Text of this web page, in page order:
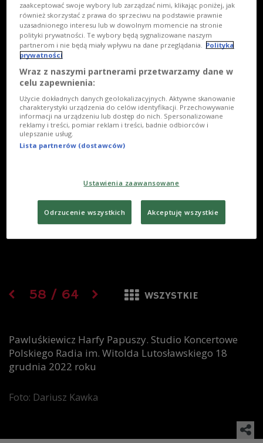
58 / 64 WSZYSTKIE
Pawluśkiewicz Harfy Papuszy. Studio Koncertowe
Polskiego Radia im. Witolda Lutosławskiego 18
grudnia 2022 roku
Foto: Dariusz Kawka
zaakceptować swoje wybory lub zarządzać nimi, klikając poniżej, jak
również skorzystać z prawa do sprzeciwu na podstawie prawnie
uzasadnionego interesu lub w dowolnym momencie na stronie
polityki prywatności. Te wybory będą sygnalizowane naszym
partnerom i nie będą miały wpływu na dane przeglądania. Polityka
prywatności
Wraz z naszymi partnerami przetwarzamy dane w
celu zapewnienia:
Użycie dokładnych danych geolokalizacyjnych. Aktywne skanowanie
charakterystyki urządzenia do celów identyfikacji. Przechowywanie
informacji na urządzeniu lub dostęp do nich. Spersonalizowane
reklamy i treści, pomiar reklam i treści, badnie odbiorców i
ulepszanie usług.
Lista partnerów (dostawców)
Ustawienia zaawansowane
Odrzucenie wszystkich Akceptuję wszystkie